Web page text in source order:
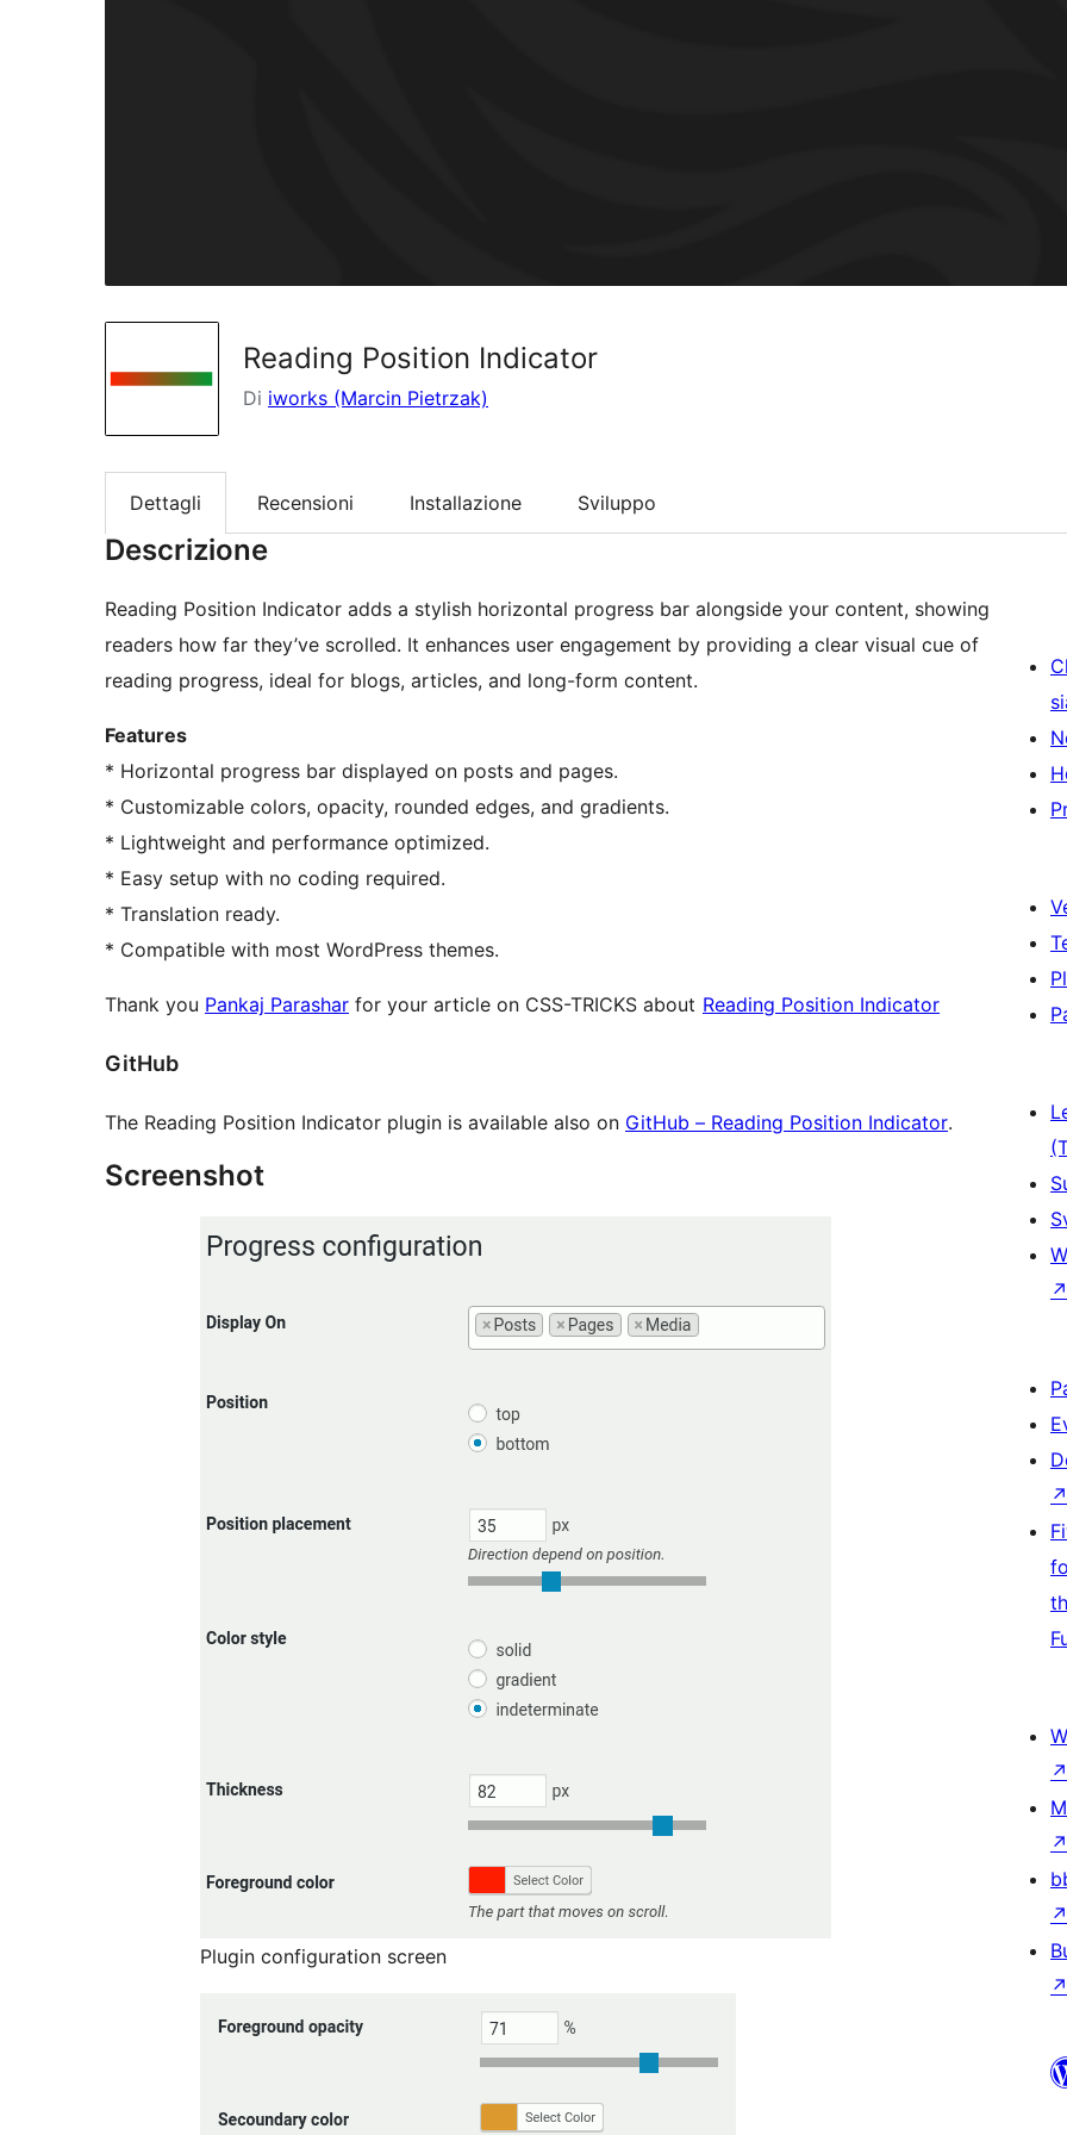
Reading Position Indicator
Di iworks (Marcin Pietrzak)
Dettagli Recensioni Installazione Sviluppo
Descrizione
Reading Position Indicator adds a stylish horizontal progress bar alongside your content, showing
readers how far they’ve scrolled. It enhances user engagement by providing a clear visual cue of
reading progress, ideal for blogs, articles, and long-form content.
Features
* Horizontal progress bar displayed on posts and pages.
* Customizable colors, opacity, rounded edges, and gradients.
* Lightweight and performance optimized.
* Easy setup with no coding required.
* Translation ready.
* Compatible with most WordPress themes.
Thank you Pankaj Parashar for your article on CSS-TRICKS about Reading Position Indicator
GitHub
The Reading Position Indicator plugin is available also on GitHub – Reading Position Indicator.
Screenshot
Plugin configuration screen
↗
↗
↗
↗
↗
↗